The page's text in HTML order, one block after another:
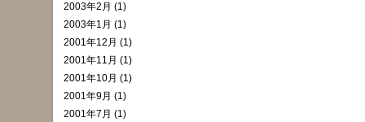
2003年2月 (1)
2003年1月 (1)
2001年12月 (1)
2001年11月 (1)
2001年10月 (1)
2001年9月 (1)
2001年7月 (1)